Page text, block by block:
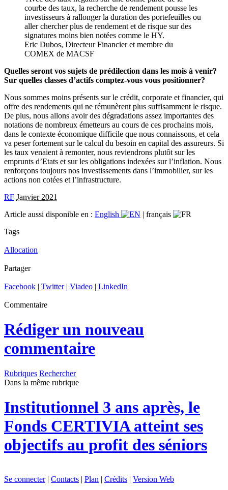
courbe des taux, la recherche de rendement pousse les
investisseurs à rallonger la duration des portefeuilles ou
aller chercher plus de rendement et de risque sur des
signatures moins bien notées comme le HY.
Eric Dubos, Directeur Financier et membre du
COMEX de MACSF
Quelles seront vos sujets de prédilection dans les mois à venir?
Sur quelles classes d’actifs comptez-vous vous positionner?
Nous sommes moins présents sur le crédit, corporate et financier, qui
offre des rendements qui ne rémunèrent plus suffisamment le risque.
De plus, nous allons avoir des dégradations assez importantes des
notations de nombreux émetteurs au cours de ces prochains mois,
dans le contexte économique difficile que nous connaissons, et cela
va peser fortement sur le calcul du besoin en capital des assureurs. Si
les taux venaient à remonter, nous reviendrons plutôt sur les
emprunts d’Etats et sur les obligations indexées sur l’inflation. Nous
renforçons toujours nos investissements dans l’immobilier, sur les
actions non cotées et l’infrastructure.
RF Janvier 2021
Article aussi disponible en : English | français
Tags
Allocation
Partager
Facebook | Twitter| Viadeo | LinkedIn
Commentaire
Rédiger un nouveau
commentaire
Rubriques Rechercher
Dans la même rubrique
Institutionnel 3 ans après, le
Fonds CERTIVIA atteint ses
objectifs au profit des séniors
Se connecter| Contacts | Plan | Crédits | Version Web